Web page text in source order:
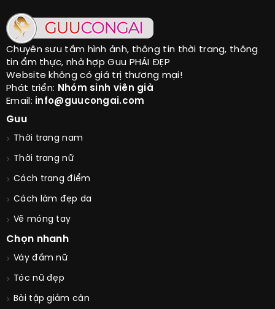
Chuyên sưu tầm hình ảnh, thông tin thời trang, thông
tin ẩm thực, nhà hợp Guu PHÁI ĐẸP
Website không có giá trị thương mại!
Phát triển: Nhóm sinh viên già
Email: info@guucongai.com
Guu
Thời trang nam
Thời trang nữ
Cách trang điểm
Cách làm đẹp da
Vẽ móng tay
Chọn nhanh
Váy đầm nữ
Tóc nữ đẹp
Bài tập giảm cân